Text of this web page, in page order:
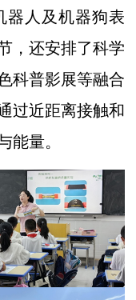
人及机器狗表
，还安排了科学
科普影展等融合
过近距离接触和
量。